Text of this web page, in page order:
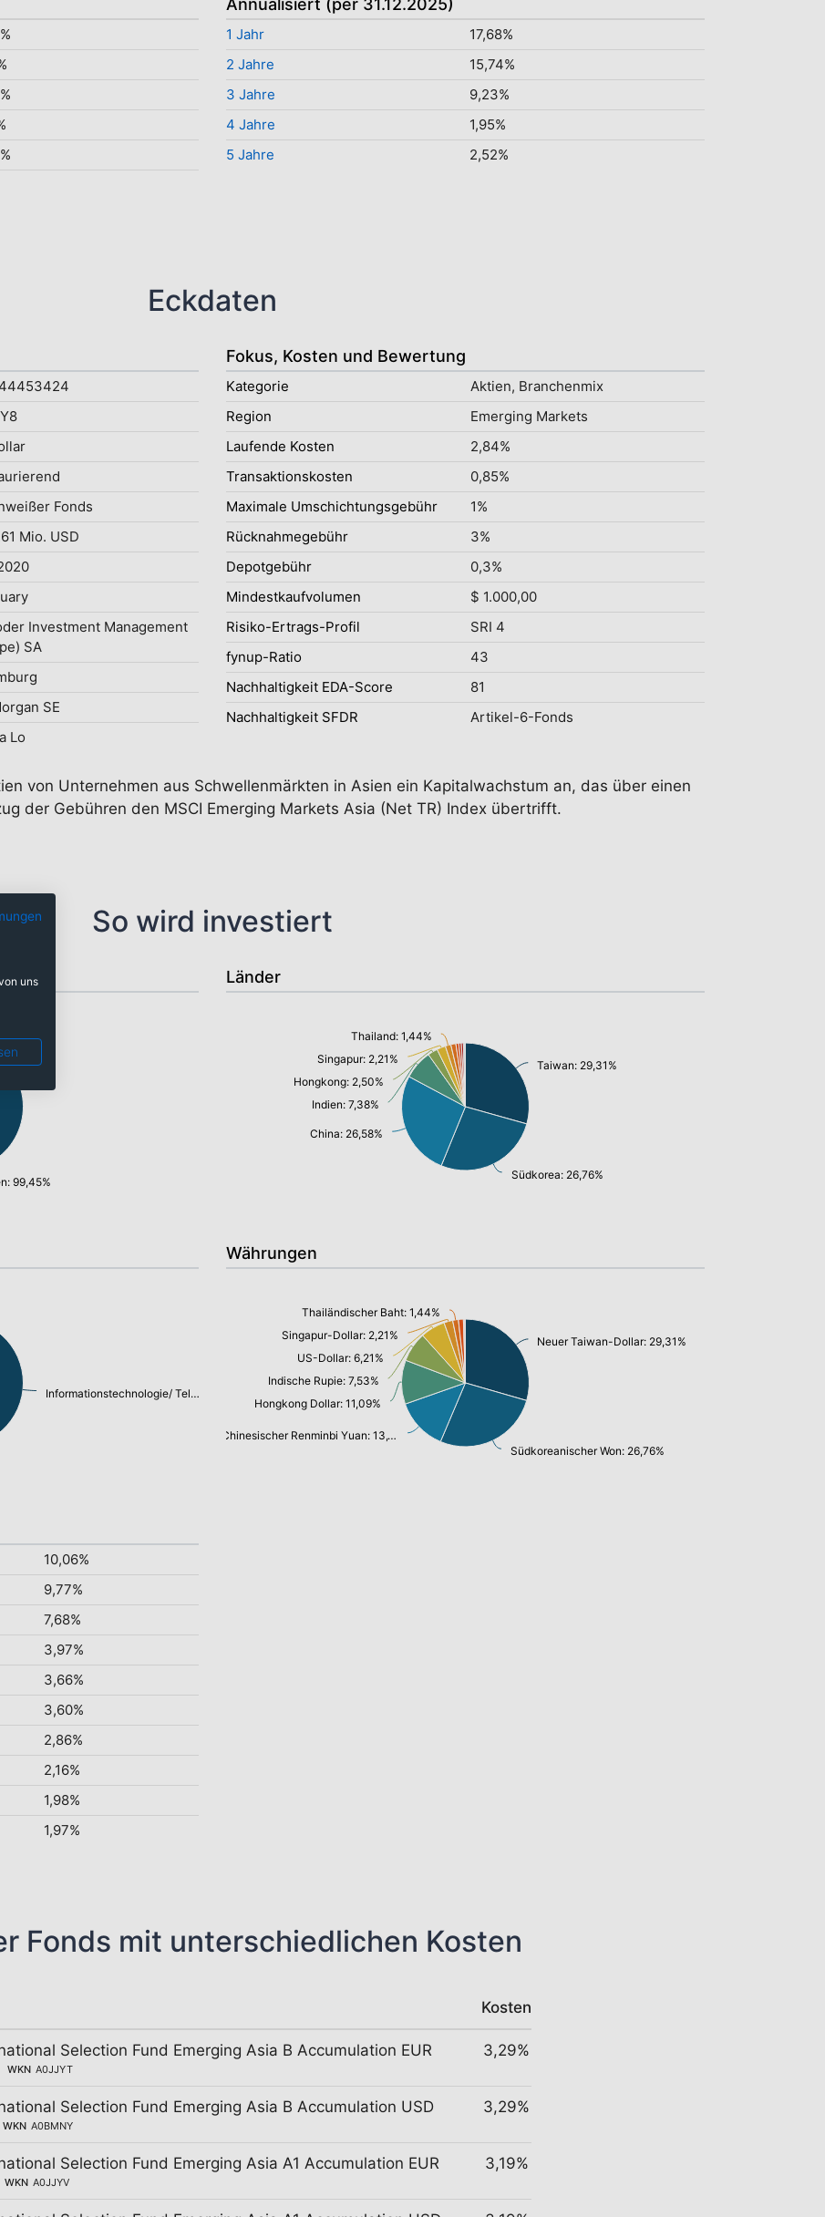
Annualisiert (per 31.12.2025)
1 Jahr
17,68%
2 Jahre
15,74%
3 Jahre
9,23%
4 Jahre
1,95%
5 Jahre
2,52%
Eckdaten
Fonds
Mio. USD
Investment Management
SA
SE
Lo
Fokus, Kosten und Bewertung
Kategorie
Aktien, Branchenmix
Region
Emerging Markets
Laufende Kosten
2,84%
Transaktionskosten
0,85%
Maximale Umschichtungsgebühr
1%
Rücknahmegebühr
3%
Depotgebühr
0,3%
Mindestkaufvolumen
$ 1.000,00
Risiko-Ertrags-Profil
SRI 4
fynup-Ratio
43
Nachhaltigkeit EDA-Score
81
Nachhaltigkeit SFDR
Artikel-6-Fonds
von Unternehmen aus Schwellenmärkten in Asien ein Kapitalwachstum an, das über einen
der Gebühren den MSCI Emerging Markets Asia (Net TR) Index übertrifft.
So wird investiert
99,45%
Länder
Taiwan: 29,31%
Südkorea: 26,76%
China: 26,58%
Indien: 7,38%
Hongkong: 2,50%
Singapur: 2,21%
Thailand: 1,44%
Informationstechnologie/ Telekommunikation: 53,32%
Währungen
Neuer Taiwan-Dollar: 29,31%
Südkoreanischer Won: 26,76%
Chinesischer Renminbi Yuan: 13,17%
Hongkong Dollar: 11,09%
Indische Rupie: 7,53%
US-Dollar: 6,21%
Singapur-Dollar: 2,21%
Thailändischer Baht: 1,44%
10,06%
9,77%
7,68%
3,97%
3,66%
3,60%
2,86%
2,16%
1,98%
1,97%
Fonds mit unterschiedlichen Kosten
Kosten
Selection Fund Emerging Asia B Accumulation EUR
WKN A0JJYT
3,29%
Selection Fund Emerging Asia B Accumulation USD
WKN A0BMNY
3,29%
Selection Fund Emerging Asia A1 Accumulation EUR
WKN A0JJYV
3,19%
uns